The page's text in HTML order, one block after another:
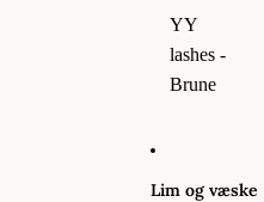
YY
lashes -
Brune
Lim og væske